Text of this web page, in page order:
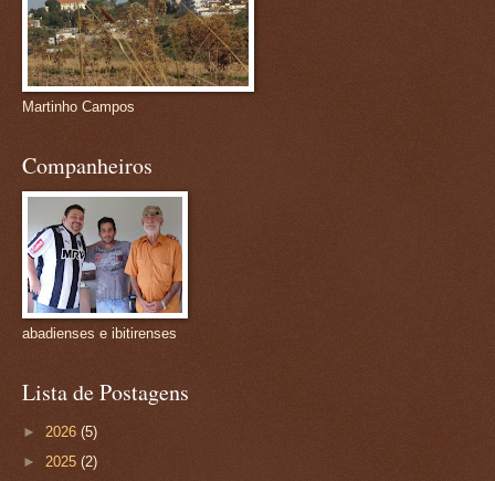
Martinho Campos
Companheiros
abadienses e ibitirenses
Lista de Postagens
► 2026 (5)
► 2025 (2)